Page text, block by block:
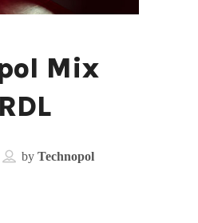
Mix
by Technopol